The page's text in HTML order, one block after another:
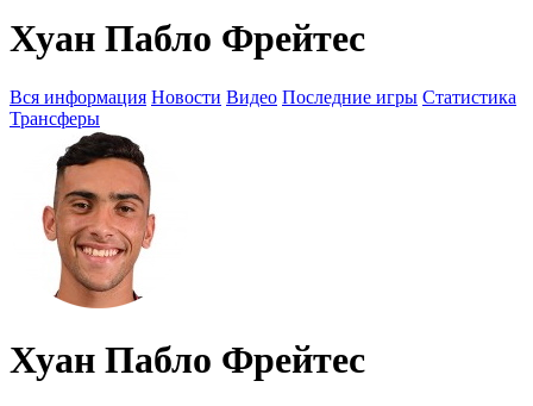
Хуан Пабло Фрейтес
Вся информация Новости Видео Последние игры Статистика
Трансферы
Хуан Пабло Фрейтес